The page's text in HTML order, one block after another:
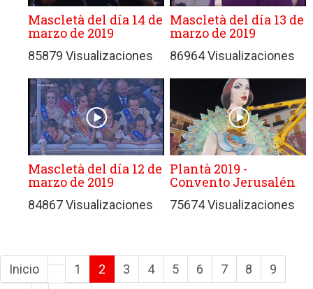
Mascletà del día 14 de
marzo de 2019
85879 Visualizaciones
Mascletà del día 13 de
marzo de 2019
86964 Visualizaciones
Mascletà del día 12 de
marzo de 2019
84867 Visualizaciones
Plantà 2019 -
Convento Jerusalén
75674 Visualizaciones
Inicio 1 2 3 4 5 6 7 8 9